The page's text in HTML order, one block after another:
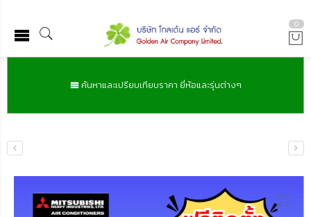
0
ค้นหาและเปรียบเทียบราคา ยี่ห้อและรุ่นต่างๆ